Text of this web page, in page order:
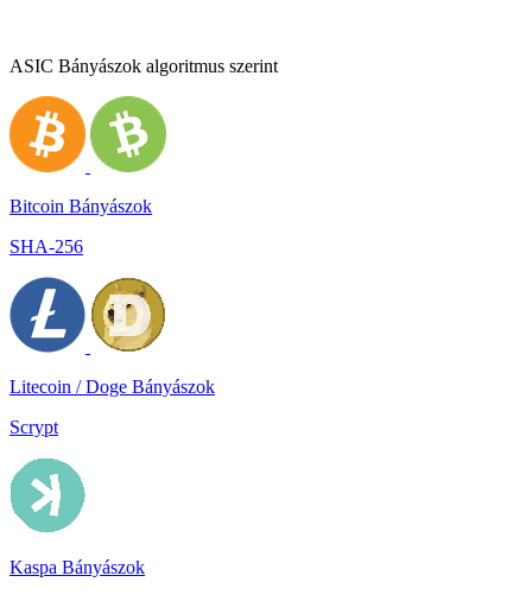
ASIC Bányászok algoritmus szerint
Bitcoin Bányászok
SHA-256
Litecoin / Doge Bányászok
Scrypt
Kaspa Bányászok